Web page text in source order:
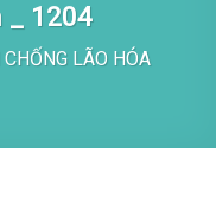
_ 1204
CHỐNG LÃO HÓA